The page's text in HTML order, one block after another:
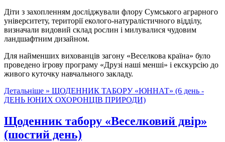
Діти з захопленням досліджували флору Сумського аграрного
університету, території еколого-натуралістичного відділу,
визначали видовий склад рослин і милувалися чудовим
ландшафтним дизайном.
Для найменших вихованців загону «Веселкова країна» було
проведено ігрову програму «Друзі наші менші» і екскурсію до
живого куточку навчального закладу.
Детальніше » ЩОДЕННИК ТАБОРУ «ЮННАТ» (6 день -
ДЕНЬ ЮНИХ ОХОРОНЦІВ ПРИРОДИ)
Щоденник табору «Веселковий двір»
(шостий день)